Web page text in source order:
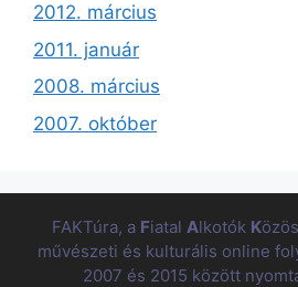
2012. március
2011. január
2008. március
2007. október
FAKTúra, a Fiatal Alkotók K
művészeti és kulturális online
2007 és 2015 között